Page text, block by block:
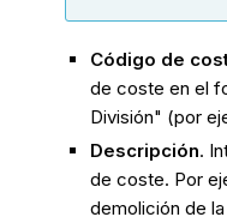
Código de
de coste en el
División" (por
Descripción.
de coste. Por
demolición de